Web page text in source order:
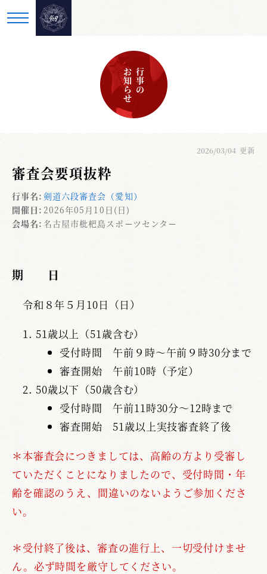
行事の
お知らせ
2026/03/04 更新
審査会要項抜粋
行事名: 剣道六段審査会（愛知）
開催日: 2026年05月10日(日)
会場名: 名古屋市枇杷島スポーツセンター
期 日
令和８年５月10日（日）
51歳以上（51歳含む）
受付時間 午前９時～午前９時30分まで
審査開始 午前10時（予定）
50歳以下（50歳含む）
受付時間 午前11時30分～12時まで
審査開始 51歳以上実技審査終了後
＊本審査会につきましては、高齢の方より受審し
ていただくことになりましたので、受付時間・年
齢を確認のうえ、間違いのないようご参加くださ
い。
＊受付終了後は、審査の進行上、一切受付けませ
ん。必ず時間を厳守してください。